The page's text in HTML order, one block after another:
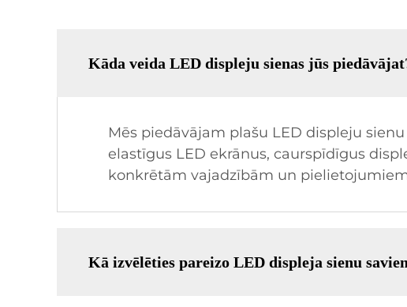
Kāda veida LED displeju sienas jūs
Mēs piedāvājam plašu LED displeju
elastīgus LED ekrānus, caurspīdīgus
konkrētām vajadzībām un
Kā izvēlēties pareizo LED displeja sienu